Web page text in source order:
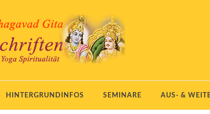
HINTERGRUNDINFOS SEMINARE AUS- &